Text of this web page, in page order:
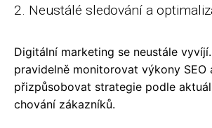
2. Neustálé sledování a
Digitální marketing se neustále
pravidelně monitorovat výkony SEO
přizpůsobovat strategie podle
chování zákazníků.